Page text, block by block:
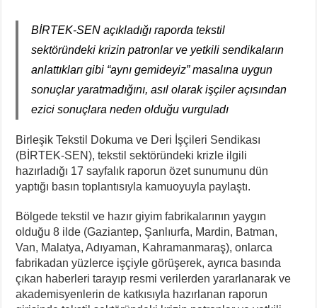
BİRTEK-SEN açıkladığı raporda tekstil
sektöründeki krizin patronlar ve yetkili sendikaların
anlattıkları gibi “aynı gemideyiz” masalına uygun
sonuçlar yaratmadığını, asıl olarak işçiler açısından
ezici sonuçlara neden olduğu vurguladı
Birleşik Tekstil Dokuma ve Deri İşçileri Sendikası
(BİRTEK-SEN), tekstil sektöründeki krizle ilgili
hazırladığı 17 sayfalık raporun özet sunumunu dün
yaptığı basın toplantısıyla kamuoyuyla paylaştı.
Bölgede tekstil ve hazır giyim fabrikalarının yaygın
olduğu 8 ilde (Gaziantep, Şanlıurfa, Mardin, Batman,
Van, Malatya, Adıyaman, Kahramanmaraş), onlarca
fabrikadan yüzlerce işçiyle görüşerek, ayrıca basında
çıkan haberleri tarayıp resmi verilerden yararlanarak ve
akademisyenlerin de katkısıyla hazırlanan raporun